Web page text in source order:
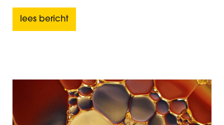
lees bericht